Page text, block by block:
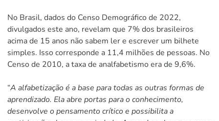
No Brasil, dados do Censo Demográfico de 2022,
divulgados este ano, revelam que 7% dos brasileiros
acima de 15 anos não sabem ler e escrever um bilhete
simples. Isso corresponde a 11,4 milhões de pessoas. No
Censo de 2010, a taxa de analfabetismo era de 9,6%.
“A alfabetização é a base para todas as outras formas de
aprendizado. Ela abre portas para o conhecimento,
desenvolve o pensamento crítico e possibilita a